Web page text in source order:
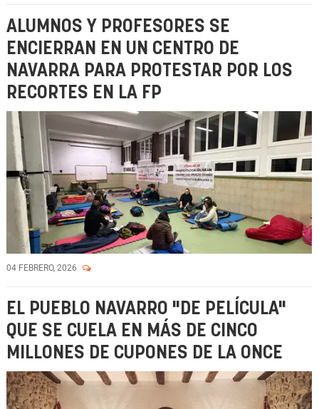
ALUMNOS Y PROFESORES SE
ENCIERRAN EN UN CENTRO DE
NAVARRA PARA PROTESTAR POR LOS
RECORTES EN LA FP
04 FEBRERO, 2026
EL PUEBLO NAVARRO "DE PELÍCULA"
QUE SE CUELA EN MÁS DE CINCO
MILLONES DE CUPONES DE LA ONCE